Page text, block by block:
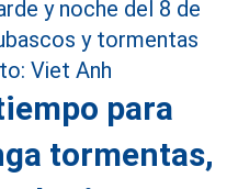
para
tormentas,